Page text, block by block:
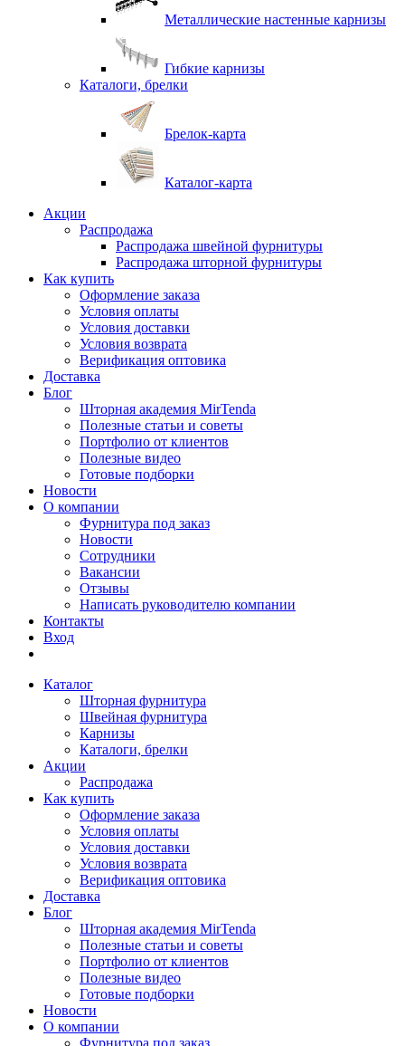
Металлические настенные карнизы
Гибкие карнизы
Каталоги, брелки
Брелок-карта
Каталог-карта
Акции
Распродажа
Распродажа швейной фурнитуры
Распродажа шторной фурнитуры
Как купить
Оформление заказа
Условия оплаты
Условия доставки
Условия возврата
Верификация оптовика
Доставка
Блог
Шторная академия MirTenda
Полезные статьи и советы
Портфолио от клиентов
Полезные видео
Готовые подборки
Новости
О компании
Фурнитура под заказ
Новости
Сотрудники
Вакансии
Отзывы
Написать руководителю компании
Контакты
Вход
Каталог
Шторная фурнитура
Швейная фурнитура
Карнизы
Каталоги, брелки
Акции
Распродажа
Как купить
Оформление заказа
Условия оплаты
Условия доставки
Условия возврата
Верификация оптовика
Доставка
Блог
Шторная академия MirTenda
Полезные статьи и советы
Портфолио от клиентов
Полезные видео
Готовые подборки
Новости
О компании
Фурнитура под заказ